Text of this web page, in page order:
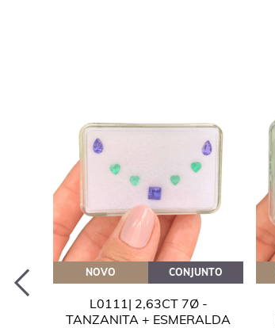
NOVO CONJUNTO
L0111| 2,63CT 7Ø -
TANZANITA + ESMERALDA